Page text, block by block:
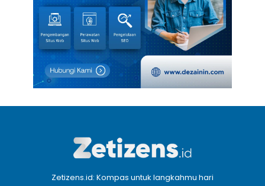
Zetizens.id: Kompas untuk langkahmu hari